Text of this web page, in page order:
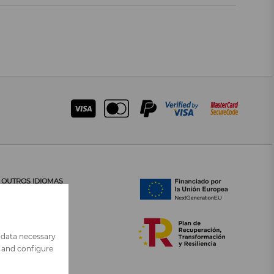
necessary
configure
OUTROS IDIOMAS
ITALIANO